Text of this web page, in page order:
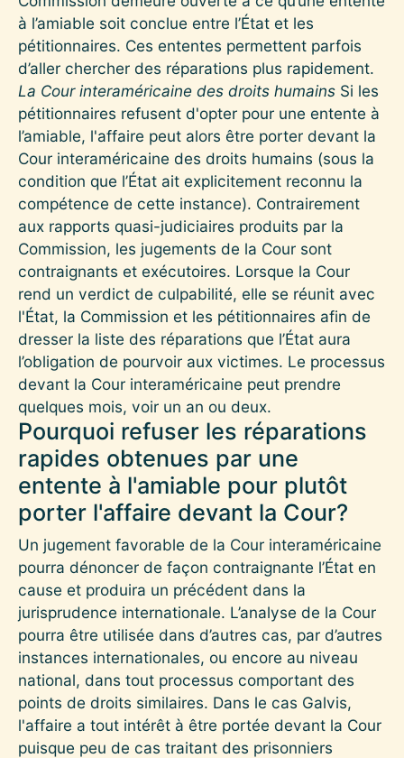
à l’amiable soit conclue entre l’État et les
pétitionnaires. Ces ententes permettent parfois
d’aller chercher des réparations plus rapidement.
La Cour interaméricaine des droits humains Si les
pétitionnaires refusent d'opter pour une entente à
l’amiable, l'affaire peut alors être porter devant la
Cour interaméricaine des droits humains (sous la
condition que l’État ait explicitement reconnu la
compétence de cette instance). Contrairement
aux rapports quasi-judiciaires produits par la
Commission, les jugements de la Cour sont
contraignants et exécutoires. Lorsque la Cour
rend un verdict de culpabilité, elle se réunit avec
l'État, la Commission et les pétitionnaires afin de
dresser la liste des réparations que l’État aura
l’obligation de pourvoir aux victimes. Le processus
devant la Cour interaméricaine peut prendre
quelques mois, voir un an ou deux.
Pourquoi refuser les réparations
rapides obtenues par une
entente à l'amiable pour plutôt
porter l'affaire devant la Cour?
Un jugement favorable de la Cour interaméricaine
pourra dénoncer de façon contraignante l’État en
cause et produira un précédent dans la
jurisprudence internationale. L’analyse de la Cour
pourra être utilisée dans d’autres cas, par d’autres
instances internationales, ou encore au niveau
national, dans tout processus comportant des
points de droits similaires. Dans le cas Galvis,
l'affaire a tout intérêt à être portée devant la Cour
puisque peu de cas traitant des prisonniers